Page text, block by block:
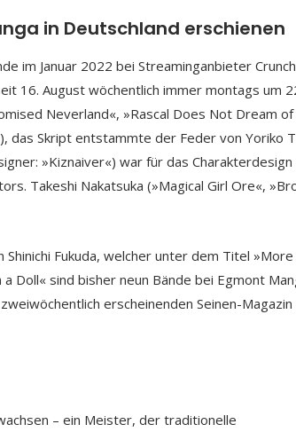
in Deutschland erschienen
im Januar 2022 bei Streaminganbieter
16. August wöchentlich immer montags um
Neverland«, »Rascal Does Not Dream of
das Skript entstammte der Feder von Yoriko
»Kiznaiver«) war für das Charakterdesign
Takeshi Nakatsuka (»Magical Girl Ore«,
Fukuda, welcher unter dem Titel
Doll« sind bisher neun Bände bei Egmont
erscheinenden Seinen-Magazin
– ein Meister, der traditionelle